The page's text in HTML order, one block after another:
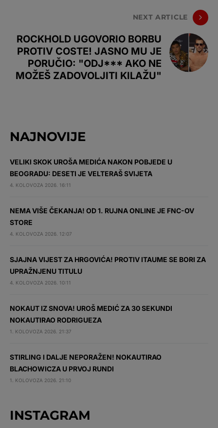
NEXT ARTICLE
ROCKHOLD UGOVORIO BORBU
PROTIV COSTE! JASNO MU JE
PORUČIO: "ODJ*** AKO NE
MOŽEŠ ZADOVOLJITI KILAŽU"
NAJNOVIJE
VELIKI SKOK UROŠA MEDIĆA NAKON POBJEDE U
BEOGRADU: DESETI JE VELTERAŠ SVIJETA
4. KOLOVOZA 2026. 16:11
NEMA VIŠE ČEKANJA! OD 1. RUJNA ONLINE JE FNC-OV
STORE
4. KOLOVOZA 2026. 12:07
SJAJNA VIJEST ZA HRGOVIĆA! PROTIV ITAUME SE BORI ZA
UPRAŽNJENU TITULU
4. KOLOVOZA 2026. 10:11
NOKAUT IZ SNOVA! UROŠ MEDIĆ ZA 30 SEKUNDI
NOKAUTIRAO RODRIGUEZA
1. KOLOVOZA 2026. 21:37
STIRLING I DALJE NEPORAŽEN! NOKAUTIRAO
BLACHOWICZA U PRVOJ RUNDI
1. KOLOVOZA 2026. 21:10
INSTAGRAM